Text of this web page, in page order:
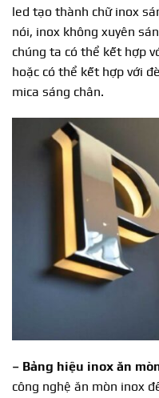
led tạo thành chữ inox
nói, inox không xuyên
chúng ta có thể kết hợp
hoặc có thể kết hợp với
mica sáng chân.
– Bảng hiệu inox ăn
công nghệ ăn mòn inox